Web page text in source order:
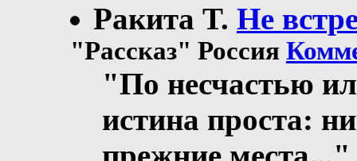
Ракита T. Не
"Рассказ" Россия
"По несчастью
истина проста: